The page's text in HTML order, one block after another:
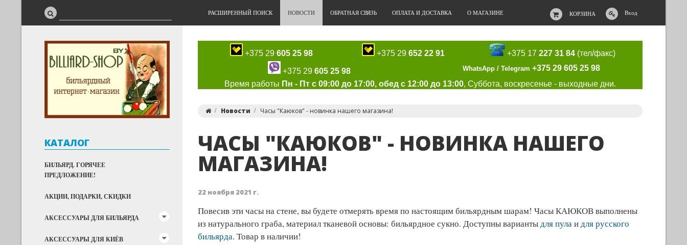
КОРЗИНА Вход
РАСШИРЕННЫЙ ПОИСК НОВОСТИ ОБРАТНАЯ СВЯЗЬ ОПЛАТА И ДОСТАВКА О МАГАЗИНЕ
КАТАЛОГ
БИЛЬЯРД. ГОРЯЧЕЕ
ПРЕДЛОЖЕНИЕ!
АКЦИИ, ПОДАРКИ, СКИДКИ
АКСЕССУАРЫ ДЛЯ БИЛЬЯРДА
АКСЕССУАРЫ ДЛЯ КИЁВ
+375 29 605 25 98 +375 29 652 22 91 +375 17227 31 84 (тел/факс)
+375 29 605 25 98 WhatsApp / Telegram +375 29 605 25 98
Время работы Пн - Пт с 09:00 до 17:00, обед с 12:00 до 13:00, Суббота, воскресенье - выходные дни.
Новости Часы "Каюков" - новинка нашего магазина!
ЧАСЫ "КАЮКОВ" - НОВИНКА НАШЕГО
МАГАЗИНА!
22 ноября 2021 г.
Повесив эти часы на стене, вы будете отмерять время по настоящим бильярдным шарам! Часы КАЮКОВ выполнены
из натурального граба, материал тканевой основы: бильярдное сукно. Доступны вариантыдля пулаидля русского
бильярда. Товар в наличии!